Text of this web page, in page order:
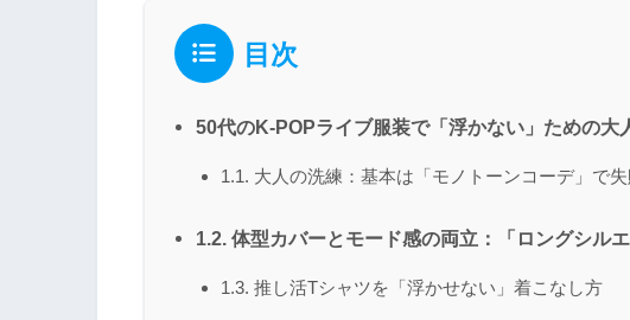
目次
50代のK-POPライブ服装で「浮かない」ための大
1.1. 大人の洗練：基本は「モノトーンコーデ」で
1.2. 体型カバーとモード感の両立：「ロングシル
1.3. 推し活Tシャツを「浮かせない」着こなし方